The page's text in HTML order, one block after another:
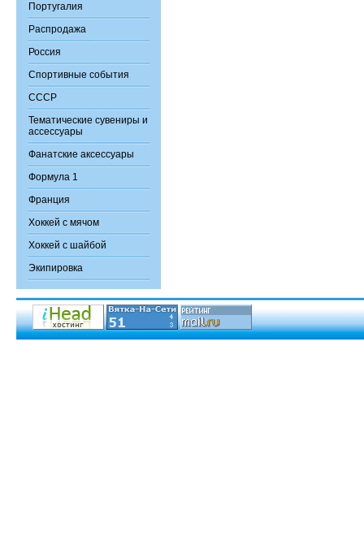
Португалия
Распродажа
Россия
Спортивные события
СССР
Тематические сувениры и
ассессуары
Фанатские аксессуары
Формула 1
Франция
Хоккей с мячом
Хоккей с шайбой
Экипировка